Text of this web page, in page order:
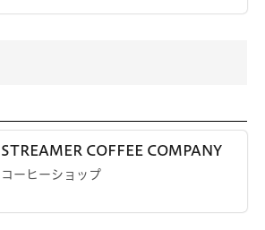
STREAMER COFFEE COMPANY
コーヒーショップ